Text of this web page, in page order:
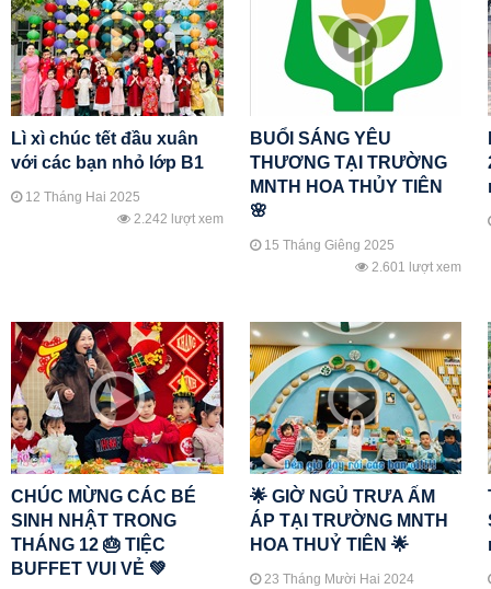
Lì xì chúc tết đầu xuân
với các bạn nhỏ lớp B1
12 Tháng Hai 2025
2.242 lượt xem
BUỔI SÁNG YÊU
THƯƠNG TẠI TRƯỜNG
MNTH HOA THỦY TIÊN
🌸
15 Tháng Giêng 2025
2.601 lượt xem
CHÚC MỪNG CÁC BÉ
SINH NHẬT TRONG
THÁNG 12 🎂 TIỆC
BUFFET VUI VẺ 💚
🌟 GIỜ NGỦ TRƯA ẤM
ÁP TẠI TRƯỜNG MNTH
HOA THUỶ TIÊN 🌟
23 Tháng Mười Hai 2024